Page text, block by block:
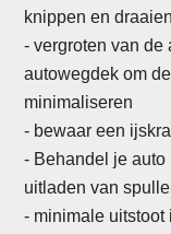
knippen en
- vergroten van de
autowegdek om
minimaliseren
- bewaar een
- Behandel je
uitladen van
- minimale uitstoot